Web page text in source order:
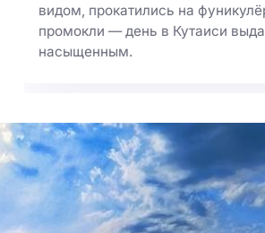
видом, прокатились на
промокли — день в Кутаиси
насыщенным.